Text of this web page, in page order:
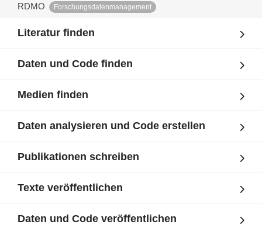
RDMO Forschungsdatenmanagement
Literatur finden
Daten und Code finden
Medien finden
Daten analysieren und Code erstellen
Publikationen schreiben
Texte veröffentlichen
Daten und Code veröffentlichen